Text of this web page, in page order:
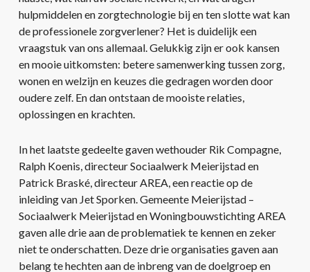
hulpmiddelen en zorgtechnologie bij en ten slotte wat kan
de professionele zorgverlener? Het is duidelijk een
vraagstuk van ons allemaal. Gelukkig zijn er ook kansen
en mooie uitkomsten: betere samenwerking tussen zorg,
wonen en welzijn en keuzes die gedragen worden door
oudere zelf. En dan ontstaan de mooiste relaties,
oplossingen en krachten.
In het laatste gedeelte gaven wethouder Rik Compagne,
Ralph Koenis, directeur Sociaalwerk Meierijstad en
Patrick Braské, directeur AREA, een reactie op de
inleiding van Jet Sporken. Gemeente Meierijstad –
Sociaalwerk Meierijstad en Woningbouwstichting AREA
gaven alle drie aan de problematiek te kennen en zeker
niet te onderschatten. Deze drie organisaties gaven aan
belang te hechten aan de inbreng van de doelgroep en